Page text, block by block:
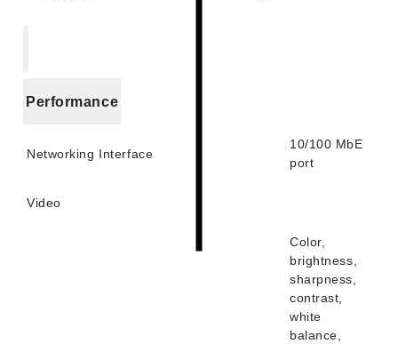
Performance
Networking Interface
10/100 MbE
port
Video
Color,
brightness,
sharpness,
contrast,
white
balance,